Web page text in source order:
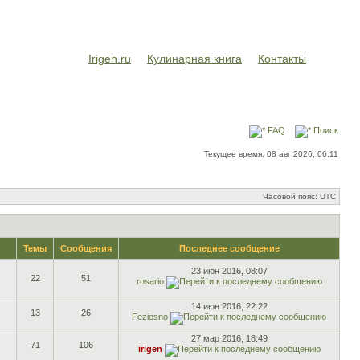
Irigen.ru Кулинарная книга Контакты
FAQ Поиск
Текущее время: 08 авг 2026, 06:11
Часовой пояс: UTC
Темы Сообщения Последнее сообщение
22 51
23 июн 2016, 08:07
rosario
13 26
14 июн 2016, 22:22
Feziesno
71 106
27 мар 2016, 18:49
irigen